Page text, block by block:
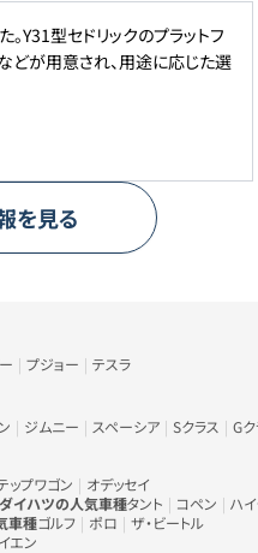
Y31型セドリックのプラットフ
どが用意され、用途に応じた選
を見る
プジョー
テスラ
ジムニー スペーシア Sクラス Gク
ップワゴン
オデッセイ
ダイハツの人気車種タント コペン
ハ
車種ゴルフ ポロ
ザ・ビートル
エン